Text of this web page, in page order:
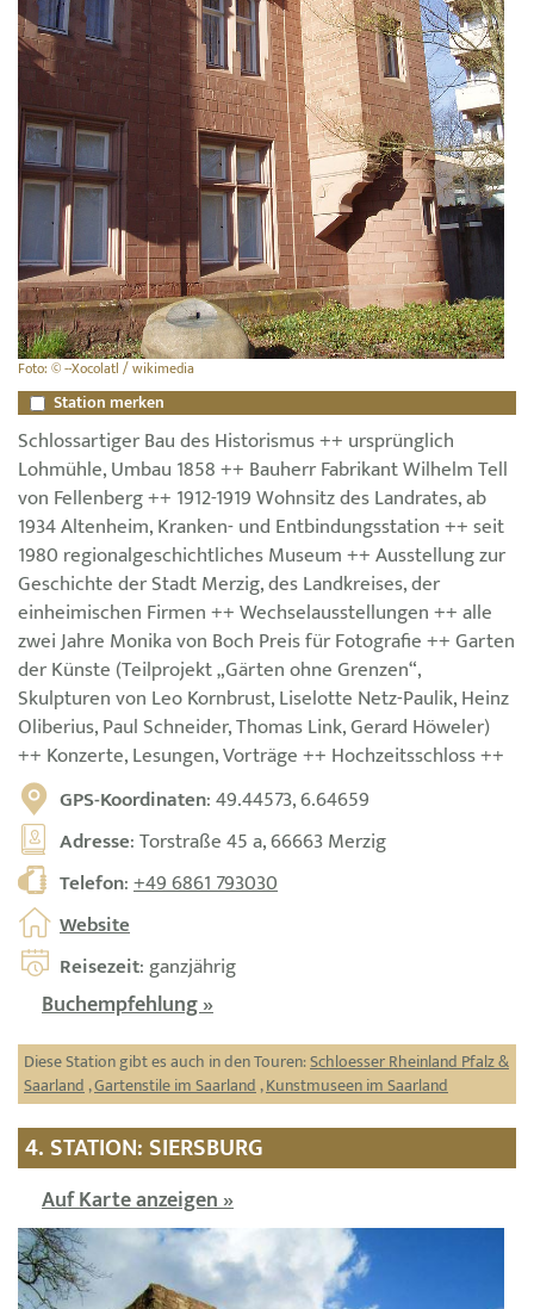
Foto: © --Xocolatl / wikimedia
Station merken
Schlossartiger Bau des Historismus ++ ursprünglich
Lohmühle, Umbau 1858 ++ Bauherr Fabrikant Wilhelm Tell
von Fellenberg ++ 1912-1919 Wohnsitz des Landrates, ab
1934 Altenheim, Kranken- und Entbindungsstation ++ seit
1980 regionalgeschichtliches Museum ++ Ausstellung zur
Geschichte der Stadt Merzig, des Landkreises, der
einheimischen Firmen ++ Wechselausstellungen ++ alle
zwei Jahre Monika von Boch Preis für Fotografie ++ Garten
der Künste (Teilprojekt „Gärten ohne Grenzen“,
Skulpturen von Leo Kornbrust, Liselotte Netz-Paulik, Heinz
Oliberius, Paul Schneider, Thomas Link, Gerard Höweler)
++ Konzerte, Lesungen, Vorträge ++ Hochzeitsschloss ++
GPS-Koordinaten: 49.44573, 6.64659
Adresse: Torstraße 45 a, 66663 Merzig
Telefon:+49 6861 793030
Website
Reisezeit: ganzjährig
Buchempfehlung »
Diese Station gibt es auch in den Touren:Schloesser Rheinland Pfalz &
Saarland,Gartenstile im Saarland,Kunstmuseen im Saarland
4. STATION: SIERSBURG
Auf Karte anzeigen »